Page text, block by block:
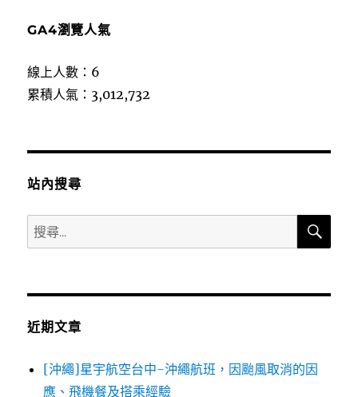
GA4瀏覽人氣
線上人數：6
累積人氣：3,012,732
站內搜尋
搜
尋
鍵
搜
近期文章
[沖繩]星宇航空台中-沖繩航班，因颱風取消的因
應、飛機餐及搭乘經驗